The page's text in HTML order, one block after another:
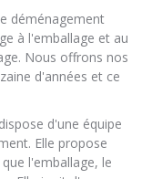
déménagement
à l'emballage et au
Nous offrons nos
d'années et ce
d'une équipe
Elle propose
l'emballage, le